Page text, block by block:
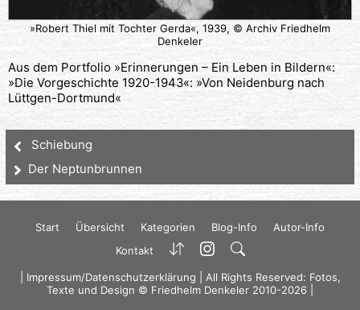
»Robert Thiel mit Tochter Gerda«, 1939, © Archiv Friedhelm
Denkeler
Aus dem Portfolio »Erinnerungen – Ein Leben in Bildern«:
»Die Vorgeschichte 1920-1943«: »Von Neidenburg nach
Lüttgen-Dortmund«
Schiebung
Der Neptunbrunnen
Start Übersicht Kategorien Blog-Info
Autor-Info
Kontakt
Impressum/Datenschutzerklärung | All Rights Reserved: Fotos,
Texte und Design © Friedhelm Denkeler 2010-2026 |